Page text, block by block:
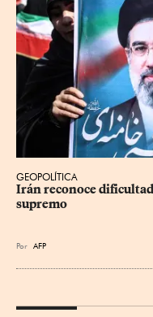
GEOPOLÍTICA
Irán reconoce
supremo
Por AFP